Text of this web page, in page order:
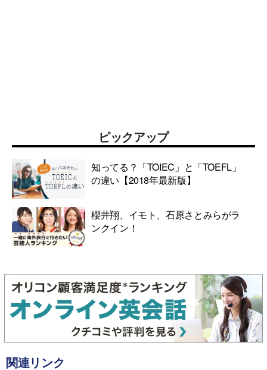
ピックアップ
知ってる？「TOIEC」と「TOEFL」
の違い【2018年最新版】
櫻井翔、イモト、石原さとみらがラ
ンクイン！
関連リンク